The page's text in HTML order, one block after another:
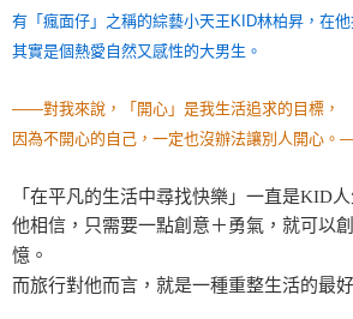
有「瘋面仔」之稱的綜藝小天王KID林柏昇，在
其實是個熱愛自然又感性的大男生。
——對我來說，「開心」是我生活追求的目標，
因為不開心的自己，一定也沒辦法讓別人開心
「在平凡的生活中尋找快樂」一直是KID
他相信，只需要一點創意＋勇氣，就可以
憶。
而旅行對他而言，就是一種重整生活的最好